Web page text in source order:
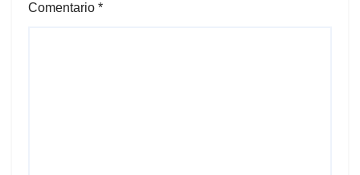
Comentario *